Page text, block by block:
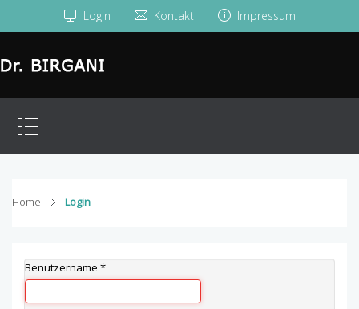
Login Kontakt Impressum
Home Login
Benutzername *